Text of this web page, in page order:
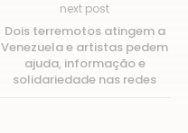
next post
Dois terremotos atingem a
Venezuela e artistas pedem
ajuda, informação e
solidariedade nas redes